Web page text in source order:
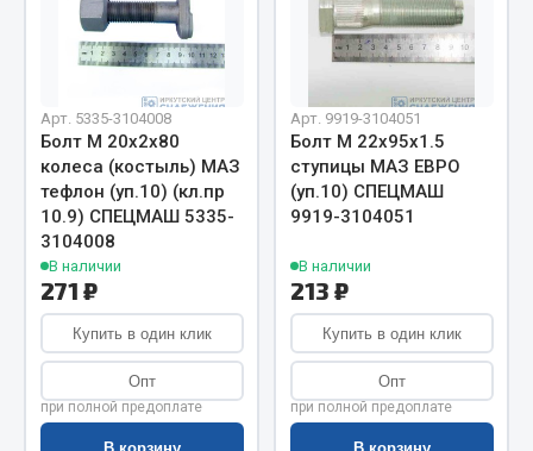
Патрубки
Прокладки
Рукава высокого давления
Показать ещё
Весь раздел
Автолампы
Блоки реле и предохранителей
Вилки нагрузочные
Выключатели и переключатели клавишные
Выключатели кнопочные
Арт. 5335-3104008
Болт М 20х2х80
колеса (костыль) МАЗ
тефлон (уп.10) (кл.пр
10.9) СПЕЦМАШ 5335-
3104008
В наличии
271 ₽
Купить в один клик
Опт
при полной предоплате
Арт. 9919-3104051
Болт М 22х95х1.5
ступицы МАЗ ЕВРО
(уп.10) СПЕЦМАШ
9919-3104051
В наличии
213 ₽
Купить в один клик
Опт
при полной предоплате